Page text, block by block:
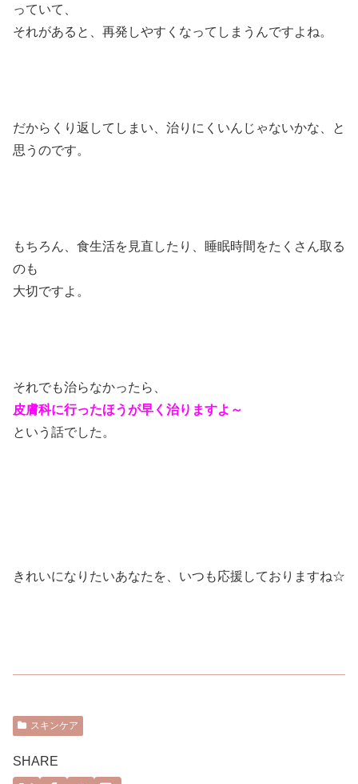
っていて、
それがあると、再発しやすくなってしまうんですよね。
だからくり返してしまい、治りにくいんじゃないかな、と
思うのです。
もちろん、食生活を見直したり、睡眠時間をたくさん取る
のも
大切ですよ。
それでも治らなかったら、
皮膚科に行ったほうが早く治りますよ～
という話でした。
きれいになりたいあなたを、いつも応援しておりますね☆
スキンケア
SHARE